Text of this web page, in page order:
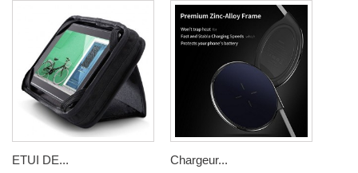
ETUI DE... Chargeur...